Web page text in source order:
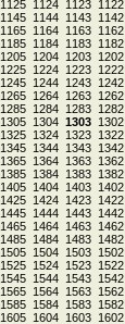
1122
1123
1124
1125
1142
1143
1144
1145
1162
1163
1164
1165
1182
1183
1184
1185
1202
1203
1204
1205
1222
1223
1224
1225
1242
1243
1244
1245
1262
1263
1264
1265
1282
1283
1284
1285
1302
1303
1304
1305
1322
1323
1324
1325
1342
1343
1344
1345
1362
1363
1364
1365
1382
1383
1384
1385
1402
1403
1404
1405
1422
1423
1424
1425
1442
1443
1444
1445
1462
1463
1464
1465
1482
1483
1484
1485
1502
1503
1504
1505
1522
1523
1524
1525
1542
1543
1544
1545
1562
1563
1564
1565
1582
1583
1584
1585
1602
1603
1604
1605